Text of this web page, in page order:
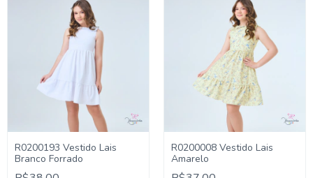
R0200193 Vestido Lais
Branco Forrado
R0200008 Vestido Lais
Amarelo